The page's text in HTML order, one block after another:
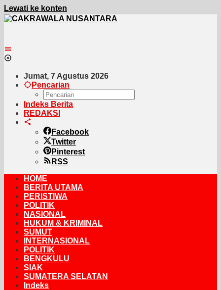
Lewati ke konten
Jumat, 7 Agustus 2026
Pencarian
Indeks Berita
REDAKSI
Facebook
Twitter
Pinterest
RSS
HOME
BERITA UTAMA
PERISTIWA
POLITIK
NASIONAL
HUKUM & KRIMINAL
SUMUT
INTERNASIONAL
POLITIK
BENGKULU
SIAK
SUMATERA SELATAN
Indeks